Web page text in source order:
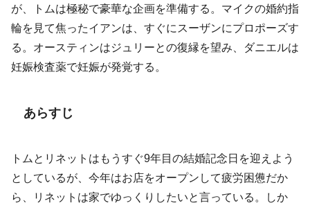
が、トムは極秘で豪華な企画を準備する。マイクの婚約指
輪を見て焦ったイアンは、すぐにスーザンにプロポーズす
る。オースティンはジュリーとの復縁を望み、ダニエルは
妊娠検査薬で妊娠が発覚する。
あらすじ
トムとリネットはもうすぐ9年目の結婚記念日を迎えよう
としているが、今年はお店をオープンして疲労困憊だか
ら、リネットは家でゆっくりしたいと言っている。しか